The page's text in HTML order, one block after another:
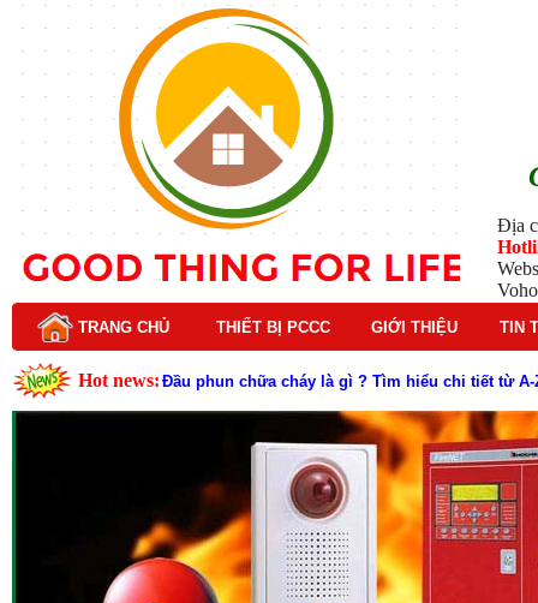
Địa
TRANG CHỦ THIẾT BỊ PCCC GIỚI THIỆU TIN
Hot news: Lý do nên chọn hệ thống báo cháy Hochiki cho
Cấu tạo và nguyên lý hoạt động của báo cháy
Tìm hiểu chi tiết về hệ thống báo cháy Horing
Các loại thang dây thoát hiểm phổ biến trên thị
Thang dây thoát hiểm có tác dụng gì trong tình
Cấu tạo đầu phun chữa cháy trong hệ thống
Kim thu sét là gì? Cấu tạo, nguyên lý hoạt động
Đầu phun chữa cháy là gì và nguyên lý hoạt động
Đầu phun chữa cháy là gì ? Tìm hiểu chi tiết từ A-